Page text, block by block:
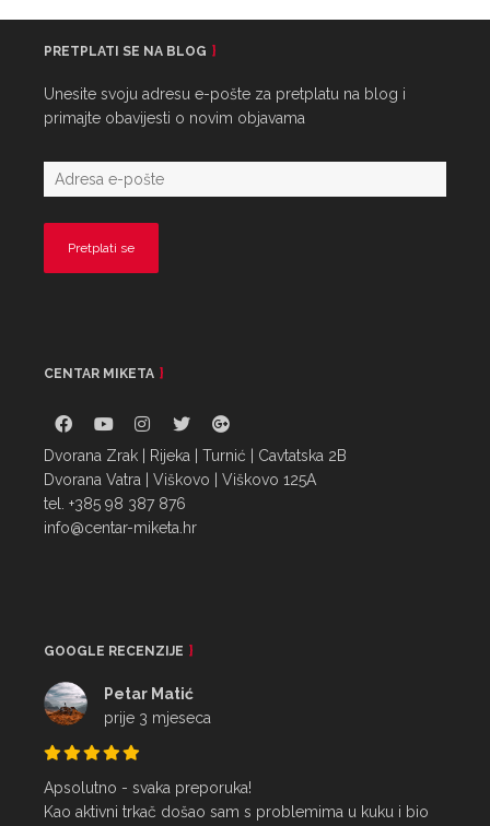
PRETPLATI SE NA BLOG
Unesite svoju adresu e-pošte za pretplatu na blog i
primajte obavijesti o novim objavama
CENTAR MIKETA
Dvorana Zrak | Rijeka | Turnić | Cavtatska 2B
Dvorana Vatra | Viškovo | Viškovo 125A
tel. +385 98 387 876
info@centar-miketa.hr
GOOGLE RECENZIJE
Petar Matić
prije 3 mjeseca
Apsolutno - svaka preporuka!
Kao aktivni trkač došao sam s problemima u kuku i bio